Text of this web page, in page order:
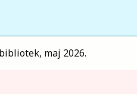
maj 2026.